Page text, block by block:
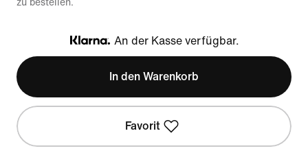
zu bestellen.
Klarna
An der Kasse verfügbar.
In den Warenkorb
Favorit